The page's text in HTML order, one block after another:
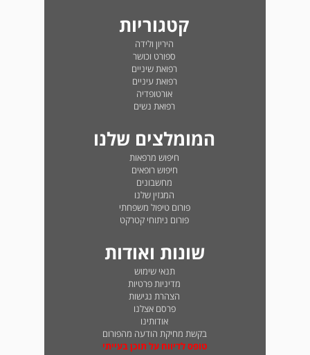
קטגוריות
היריון ולידה
ספורט וכושר
רפואת שיניים
רפואת עיניים
אורטופדיה
רפואת נשים
המומלצים שלנו
חיפוש מרפאות
חיפוש רופאים
מחשבונים
המגזין שלנו
פורום טיפול משפחתי
פורום ניתוחי קטרקט
שונות ואודות
תנאי שימוש
מדיניות פרטיות
הצהרת נגישות
פרסם אצלנו
אודותינו
בקשת מחיקת הודעה מהפורום
טופס לדיווח על תוכן בעייתי